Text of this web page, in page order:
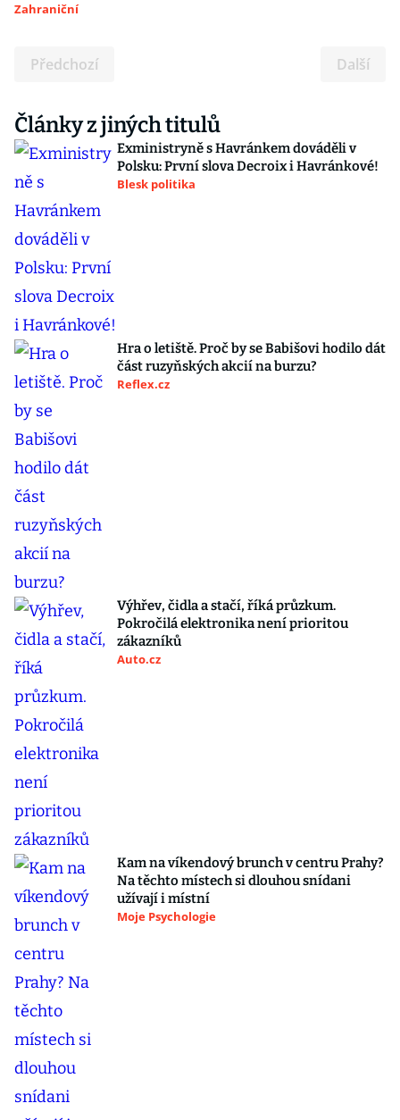
Zahraniční
Předchozí Další
Články z jiných titulů
Exministryně s Havránkem dováděli v
Polsku: První slova Decroix i Havránkové!
Blesk politika
Hra o letiště. Proč by se Babišovi hodilo dát
část ruzyňských akcií na burzu?
Reflex.cz
Výhřev, čidla a stačí, říká průzkum.
Pokročilá elektronika není prioritou
zákazníků
Auto.cz
Kam na víkendový brunch v centru Prahy?
Na těchto místech si dlouhou snídani
užívají i místní
Moje Psychologie